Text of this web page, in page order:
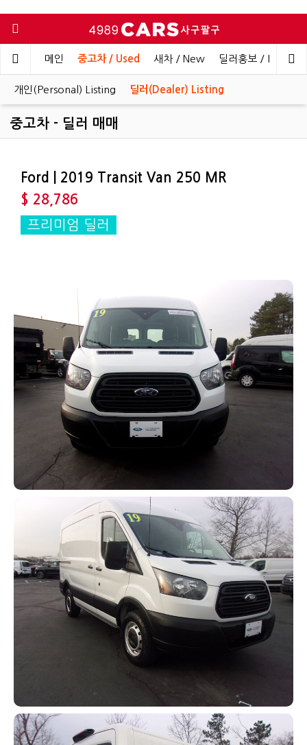
메인 중고차 / Used 새차 / New 딜러홍보 / Dealer
개인(Personal) Listing 딜러(Dealer) Listing
중고차 - 딜러 매매
Ford | 2019 Transit Van 250 MR
$ 28,786
프리미엄 딜러